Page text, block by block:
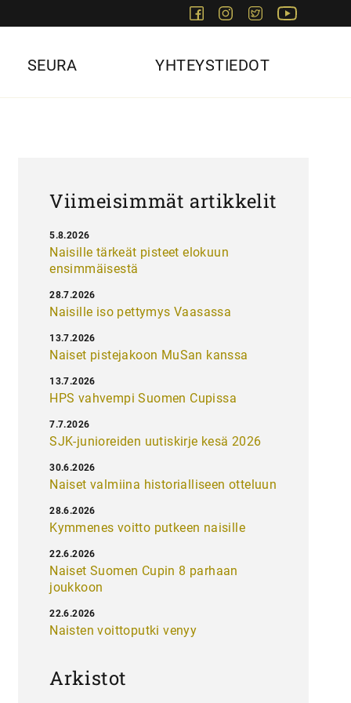
FacebookInstagram
Twitter
SEURA YHTEYSTIEDOT
Viimeisimmät artikkelit
Naisille tärkeät pisteet elokuun
ensimmäisestä
5.8.2026
Naisille iso pettymys Vaasassa
28.7.2026
Naiset pistejakoon MuSan kanssa
13.7.2026
HPS vahvempi Suomen Cupissa
13.7.2026
SJK-junioreiden uutiskirje kesä 2026
7.7.2026
Naiset valmiina historialliseen otteluun
30.6.2026
Kymmenes voitto putkeen naisille
28.6.2026
Naiset Suomen Cupin 8 parhaan
joukkoon
22.6.2026
Naisten voittoputki venyy
22.6.2026
Arkistot